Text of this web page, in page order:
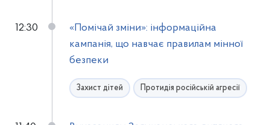
12:30
«Помічай зміни»: інформаційна
кампанія, що навчає правилам мінної
безпеки
Захист дітей Протидія російській агресії